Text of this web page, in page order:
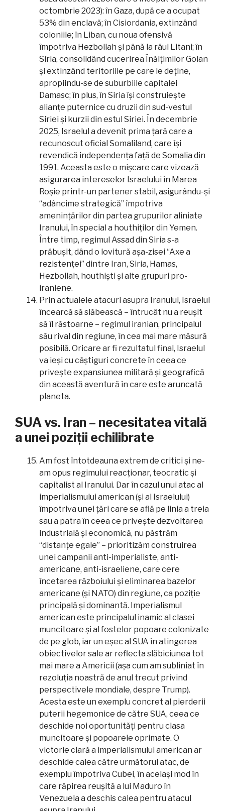
octombrie 2023): în Gaza, după ce a ocupat
53% din enclavă; în Cisiordania, extinzând
coloniile; în Liban, cu noua ofensivă
împotriva Hezbollah și până la râul Litani; în
Siria, consolidând cucerirea Înălțimilor Golan
și extinzând teritoriile pe care le deține,
apropiindu-se de suburbiile capitalei
Damasc; în plus, în Siria își construiește
alianțe puternice cu druzii din sud-vestul
Siriei și kurzii din estul Siriei. În decembrie
2025, Israelul a devenit prima țară care a
recunoscut oficial Somaliland, care își
revendică independența față de Somalia din
1991. Aceasta este o mișcare care vizează
asigurarea intereselor Israelului în Marea
Roșie printr-un partener stabil, asigurându-și
“adâncime strategică” împotriva
amenințărilor din partea grupurilor aliniate
Iranului, în special a houthiților din Yemen.
Între timp, regimul Assad din Siria s-a
prăbușit, dând o lovitură așa-zisei “Axe a
rezistenței” dintre Iran, Siria, Hamas,
Hezbollah, houthiști și alte grupuri pro-
iraniene.
Prin actualele atacuri asupra Iranului, Israelul
încearcă să slăbească – întrucât nu a reușit
să îl răstoarne – regimul iranian, principalul
său rival din regiune, în cea mai mare măsură
posibilă. Oricare ar fi rezultatul final, Israelul
va ieși cu câștiguri concrete în ceea ce
privește expansiunea militară și geografică
din această aventură în care este aruncată
planeta.
SUA vs. Iran – necesitatea vitală
a unei poziții echilibrate
Am fost întotdeauna extrem de critici și ne-
am opus regimului reacționar, teocratic și
capitalist al Iranului. Dar în cazul unui atac al
imperialismului american (și al Israelului)
împotriva unei țări care se află pe linia a treia
sau a patra în ceea ce privește dezvoltarea
industrială și economică, nu păstrăm
“distanțe egale” – prioritizăm construirea
unei campanii anti-imperialiste, anti-
americane, anti-israeliene, care cere
încetarea războiului și eliminarea bazelor
americane (și NATO) din regiune, ca poziție
principală și dominantă. Imperialismul
american este principalul inamic al clasei
muncitoare și al fostelor popoare colonizate
de pe glob, iar un eșec al SUA în atingerea
obiectivelor sale ar reflecta slăbiciunea tot
mai mare a Americii (așa cum am subliniat în
rezoluția noastră de anul trecut privind
perspectivele mondiale, despre Trump).
Acesta este un exemplu concret al pierderii
puterii hegemonice de către SUA, ceea ce
deschide noi oportunități pentru clasa
muncitoare și popoarele oprimate. O
victorie clară a imperialismului american ar
deschide calea către următorul atac, de
exemplu împotriva Cubei, în același mod în
care răpirea reușită a lui Maduro în
Venezuela a deschis calea pentru atacul